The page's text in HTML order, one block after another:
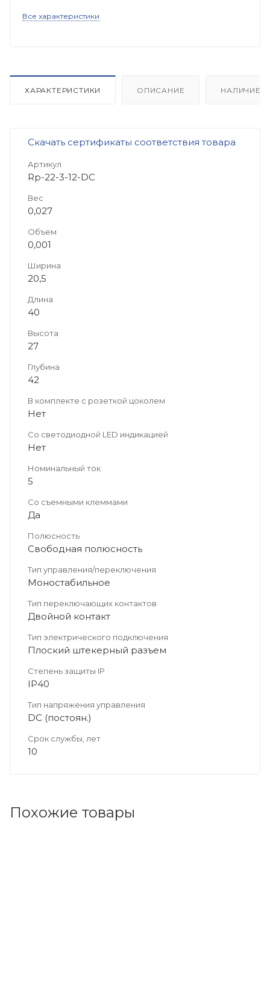
Все характеристики
ХАРАКТЕРИСТИКИ ОПИСАНИЕ НАЛИЧИЕ
Скачать сертификаты соответствия товара
Артикул
Rp-22-3-12-DC
Вес
0,027
Объем
0,001
Ширина
20,5
Длина
40
Высота
27
Глубина
42
В комплекте с розеткой цоколем
Нет
Со светодиодной LED индикацией
Нет
Номинальный ток
5
Со съемными клеммами
Да
Полюсность
Свободная полюсность
Тип управления/переключения
Моностабильное
Тип переключающих контактов
Двойной контакт
Тип электрического подключения
Плоский штекерный разъем
Степень защиты IP
IP40
Тип напряжения управления
DC (постоян.)
Срок службы, лет
10
Похожие товары